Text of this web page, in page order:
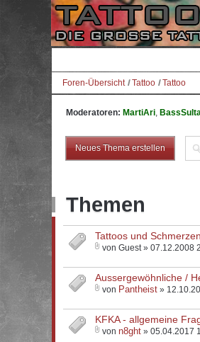
Foren-Übersicht Tattoo Tattoo
Moderatoren: MartiAri,
Neues Thema erstellen
Themen
Tattoos und Schmerzen
von Guest » 07.12.2008
Aussergewöhnliche /
von Pantheist »
KFKA - allgemeine
von n8ght » 05.04.2017